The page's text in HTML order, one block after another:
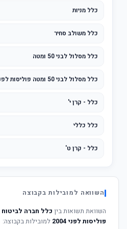
כלל מניות
כלל משולב סחיר
כלל מסלול לבני 50 ומטה
כלל מסלול לבני 50 ומטה פוליסות לפני 2004
כלל - קרן י'
כלל כללי
כלל - קרן ט'
השוואה למובילות בקבוצה
השוואת תשואות בין
פוליסות לפני 2004
למובילות בקבוצה: